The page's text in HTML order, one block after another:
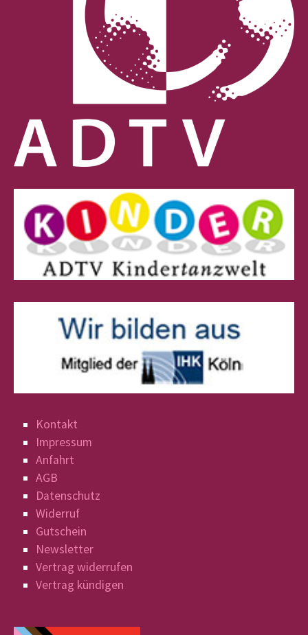
Kontakt
Impressum
Anfahrt
AGB
Datenschutz
Widerruf
Gutschein
Newsletter
Vertrag widerrufen
Vertrag kündigen